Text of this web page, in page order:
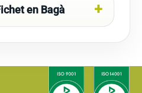
en Bagà